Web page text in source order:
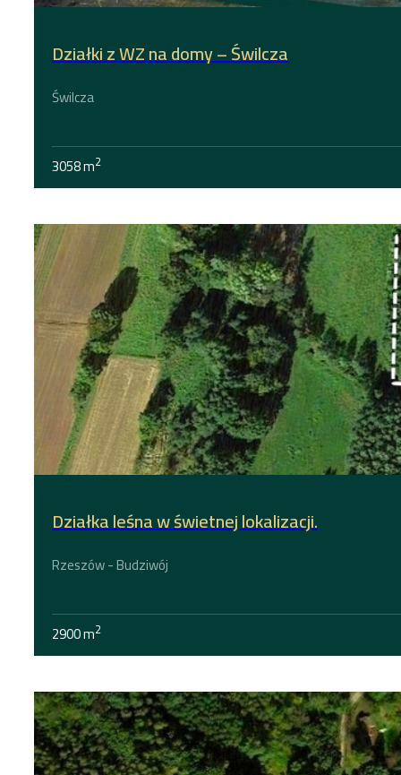
Działki z WZ na domy – Świlcza
Świlcza
3058 m2
Działka leśna w świetnej lokalizacji.
Rzeszów - Budziwój
2900 m2